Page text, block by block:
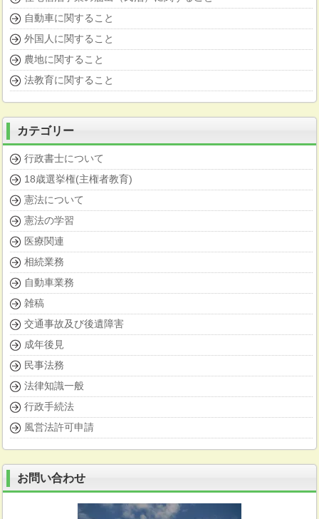
自動車に関すること
外国人に関すること
農地に関すること
法教育に関すること
カテゴリー
行政書士について
18歳選挙権(主権者教育)
憲法について
憲法の学習
医療関連
相続業務
自動車業務
雑稿
交通事故及び後遺障害
成年後見
民事法務
法律知識一般
行政手続法
風営法許可申請
お問い合わせ